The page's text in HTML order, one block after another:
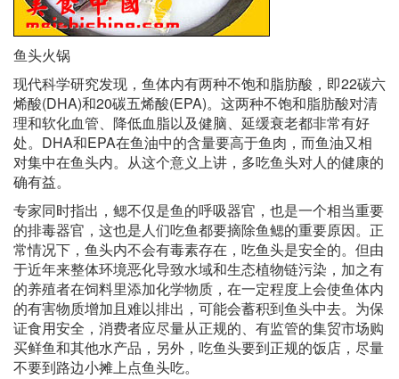
鱼头火锅
现代科学研究发现，鱼体内有两种不饱和脂肪酸，即22碳六
烯酸(DHA)和20碳五烯酸(EPA)。这两种不饱和脂肪酸对清
理和软化血管、降低血脂以及健脑、延缓衰老都非常有好
处。DHA和EPA在鱼油中的含量要高于鱼肉，而鱼油又相
对集中在鱼头内。从这个意义上讲，多吃鱼头对人的健康的
确有益。
专家同时指出，鳃不仅是鱼的呼吸器官，也是一个相当重要
的排毒器官，这也是人们吃鱼都要摘除鱼鳃的重要原因。正
常情况下，鱼头内不会有毒素存在，吃鱼头是安全的。但由
于近年来整体环境恶化导致水域和生态植物链污染，加之有
的养殖者在饲料里添加化学物质，在一定程度上会使鱼体内
的有害物质增加且难以排出，可能会蓄积到鱼头中去。为保
证食用安全，消费者应尽量从正规的、有监管的集贸市场购
买鲜鱼和其他水产品，另外，吃鱼头要到正规的饭店，尽量
不要到路边小摊上点鱼头吃。